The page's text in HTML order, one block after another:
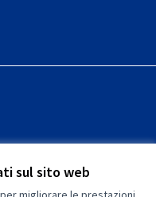
sul sito web